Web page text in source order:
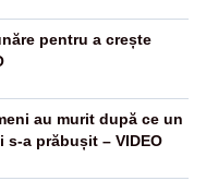
pentru a crește
au murit după ce un
a prăbușit – VIDEO